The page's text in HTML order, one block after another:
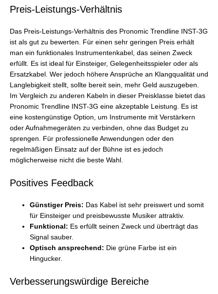
Preis-Leistungs-Verhältnis
Das Preis-Leistungs-Verhältnis des Pronomic Trendline INST-3G
ist als gut zu bewerten. Für einen sehr geringen Preis erhält
man ein funktionales Instrumentenkabel, das seinen Zweck
erfüllt. Es ist ideal für Einsteiger, Gelegenheitsspieler oder als
Ersatzkabel. Wer jedoch höhere Ansprüche an Klangqualität und
Langlebigkeit stellt, sollte bereit sein, mehr Geld auszugeben.
Im Vergleich zu anderen Kabeln in dieser Preisklasse bietet das
Pronomic Trendline INST-3G eine akzeptable Leistung. Es ist
eine kostengünstige Option, um Instrumente mit Verstärkern
oder Aufnahmegeräten zu verbinden, ohne das Budget zu
sprengen. Für professionelle Anwendungen oder den
regelmäßigen Einsatz auf der Bühne ist es jedoch
möglicherweise nicht die beste Wahl.
Positives Feedback
Günstiger Preis: Das Kabel ist sehr preiswert und somit
für Einsteiger und preisbewusste Musiker attraktiv.
Funktional: Es erfüllt seinen Zweck und überträgt das
Signal sauber.
Optisch ansprechend: Die grüne Farbe ist ein
Hingucker.
Verbesserungswürdige Bereiche